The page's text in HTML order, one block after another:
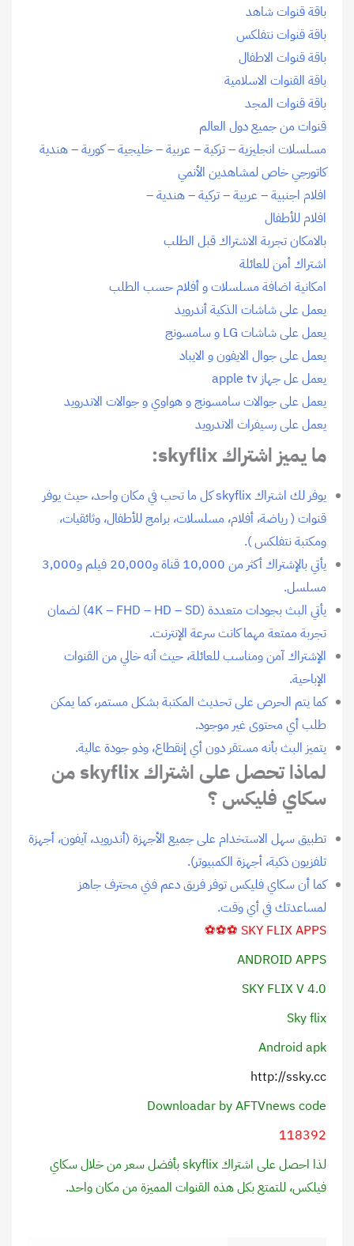
باقة قنوات شاهد
باقة قنوات نتفلكس
باقة قنوات الاطفال
باقة القنوات الاسلامية
باقة قنوات المجد
قنوات من جميع دول العالم
مسلسلات انجليزية – تركية – عربية – خليجية – كورية – هندية
كاتورجي خاص لمشاهدين الأنمي
افلام اجنبية – عربية – تركية – هندية –
افلام للأطفال
بالامكان تجربة الاشتراك قبل الطلب
اشتراك أمن للعائلة
امكانية اضافة مسلسلات و أفلام حسب الطلب
يعمل على شاشات الذكية أندرويد
يعمل على شاشات LG و سامسونج
يعمل على جوال الايفون و الايباد
يعمل عل جهاز apple tv
يعمل على جوالات سامسونج و هواوي و جوالات الاندرويد
يعمل على رسيفرات الاندرويد
ما يميز اشتراك skyflix:
يوفر لك اشتراك skyflix كل ما تحب في مكان واحد، حيث يوفر
قنوات ( رياضة، أفلام، مسلسلات، برامج للأطفال، وثائقيات،
ومكتبة نتفلكس ).
يأتي بالإشتراك أكثر من 10,000 قناة و20,000 فيلم و3,000
مسلسل.
يأتي البث بجودات متعددة (4K – FHD – HD – SD) لضمان
تجربة ممتعة مهما كانت سرعة الإنترنت.
الإشتراك آمن ومناسب للعائلة، حيث أنه خالي من القنوات
الإباحية.
كما يتم الحرص على تحديث المكتبة بشكل مستمر، كما يمكن
طلب أي محتوى غير موجود.
يتميز البث بأنه مستقر دون أي إنقطاع، وذو جودة عالية.
لماذا تحصل على اشتراك skyflix من
سكاي فليكس ؟
تطبيق سهل الاستخدام على جميع الأجهزة (أندرويد، آيفون، أجهزة
تلفزيون ذكية، أجهزة الكمبيوتر).
كما أن سكاي فليكس توفر فريق دعم فني محترف جاهز
لمساعدتك في أي وقت.
SKY FLIX APPS ⚽️⚽️⚽️
ANDROID APPS
SKY FLIX V 4.0
Sky flix
Android apk
http://ssky.cc
Downloadar by AFTVnews code
118392
لذا احصل على اشتراك skyflix بأفضل سعر من خلال سكاي
فيلكس، للتمتع بكل هذه القنوات المميزة من مكان واحد.